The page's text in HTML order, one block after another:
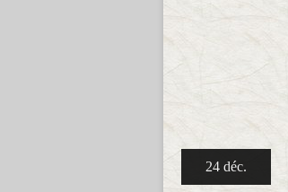
24 déc.